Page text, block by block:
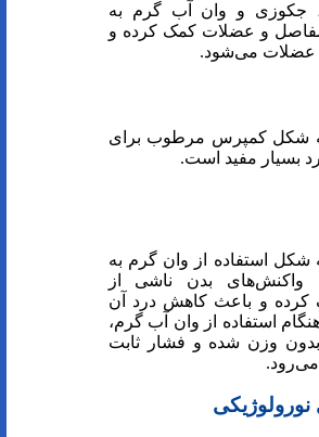
و وان آب گرم به
و عضلات کمک کرده و
عضلات می‌شود.
شکل کمپرس مرطوب برای
بسیار مفید است.
شکل استفاده از وان گرم به
واکنش‌های بدن ناشی از
کرده و باعث کاهش درد آن
استفاده از وان آب گرم،
وزن شده و فشار ثابت
می‌رود.
نورولوژیکی